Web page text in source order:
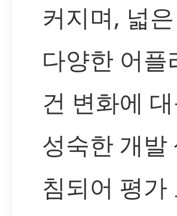
커지며, 넓
다양한 어
건 변화에
성숙한 개발
침되어 평